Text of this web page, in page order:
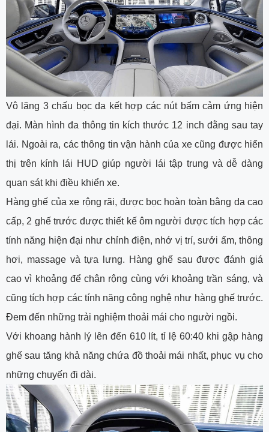
Vô lăng 3 chấu bọc da kết hợp các nút bấm cảm ứng hiện
đại. Màn hình đa thông tin kích thước 12 inch đằng sau tay
lái. Ngoài ra, các thông tin vận hành của xe cũng được hiển
thị trên kính lái HUD giúp người lái tập trung và dễ dàng
quan sát khi điều khiển xe.
Hàng ghế của xe rộng rãi, được bọc hoàn toàn bằng da cao
cấp, 2 ghế trước được thiết kế ôm người được tích hợp các
tính năng hiện đại như chỉnh điện, nhớ vị trí, sưởi ấm, thông
hơi, massage và tựa lưng. Hàng ghế sau được đánh giá
cao vì khoảng để chân rộng cùng với khoảng trần sáng, và
cũng tích hợp các tính năng công nghệ như hàng ghế trước.
Đem đến những trải nghiệm thoải mái cho người ngồi.
Với khoang hành lý lên đến 610 lít, tỉ lệ 60:40 khi gập hàng
ghế sau tăng khả năng chứa đồ thoải mái nhất, phục vụ cho
những chuyến đi dài.